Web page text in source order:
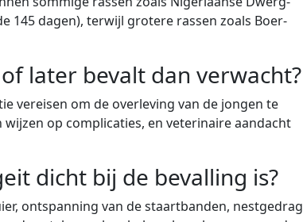
145 dagen), terwijl grotere rassen zoals Boer-
later bevalt dan verwacht?
vereisen om de overleving van de jongen te
op complicaties, en veterinaire aandacht
dicht bij de bevalling is?
ontspanning van de staartbanden, nestgedrag